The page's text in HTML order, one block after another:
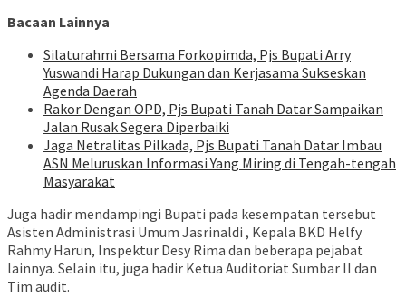
Bacaan Lainnya
Silaturahmi Bersama Forkopimda, Pjs Bupati Arry
Yuswandi Harap Dukungan dan Kerjasama Sukseskan
Agenda Daerah
Rakor Dengan OPD, Pjs Bupati Tanah Datar Sampaikan
Jalan Rusak Segera Diperbaiki
Jaga Netralitas Pilkada, Pjs Bupati Tanah Datar Imbau
ASN Meluruskan Informasi Yang Miring di Tengah-tengah
Masyarakat
Juga hadir mendampingi Bupati pada kesempatan tersebut
Asisten Administrasi Umum Jasrinaldi , Kepala BKD Helfy
Rahmy Harun, Inspektur Desy Rima dan beberapa pejabat
lainnya. Selain itu, juga hadir Ketua Auditoriat Sumbar II dan
Tim audit.